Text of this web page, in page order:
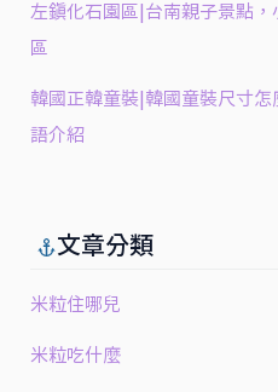
左鎮化石園區|台南親子景點
區
韓國正韓童裝|韓國童裝尺寸
語介紹
文章分類
米粒住哪兒
米粒吃什麼